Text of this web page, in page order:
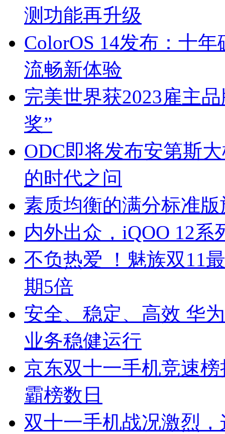
测功能再升级
ColorOS 14发布：十
流畅新体验
完美世界获2023雇主
奖”
ODC即将发布安第斯
的时代之问
素质均衡的满分标准
内外出众，iQOO 12
不负热爱 ！魅族双11
期5倍
安全、稳定、高效 华
业务稳健运行
京东双十一手机竞速
霸榜数日
双十一手机战况激烈